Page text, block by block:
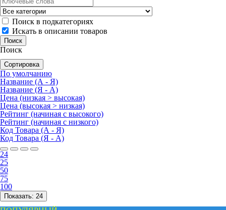
Поиск в подкатегориях
Искать в описании товаров
Поиск
Сортировка
По умолчанию
Название (А - Я)
Название (Я - А)
Цена (низкая > высокая)
Цена (высокая > низкая)
Рейтинг (начиная с высокого)
Рейтинг (начиная с низкого)
Код Товара (А - Я)
Код Товара (Я - А)
24
25
50
75
100
Показать: 24